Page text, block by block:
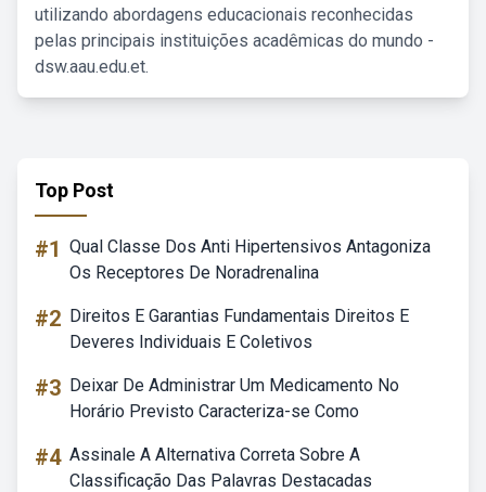
utilizando abordagens educacionais reconhecidas
pelas principais instituições acadêmicas do mundo -
dsw.aau.edu.et.
Top Post
#1 Qual Classe Dos Anti Hipertensivos Antagoniza
Os Receptores De Noradrenalina
#2 Direitos E Garantias Fundamentais Direitos E
Deveres Individuais E Coletivos
#3 Deixar De Administrar Um Medicamento No
Horário Previsto Caracteriza-se Como
#4 Assinale A Alternativa Correta Sobre A
Classificação Das Palavras Destacadas